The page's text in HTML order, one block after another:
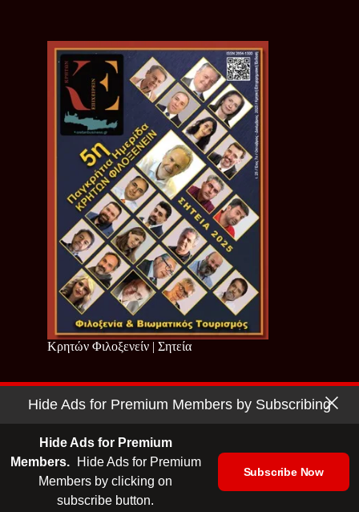
Κρητών Φιλοξενείν | Σητεία
Copyright © 2026 - Cretan Business | Κρητών Επιχειρείν
| Ταυτότητα | Media Kit
Hide Ads for Premium Members by Subscribing
Hide Ads for Premium
Members.
Hide Ads for Premium
Members by clicking on
subscribe button.
Subscribe Now